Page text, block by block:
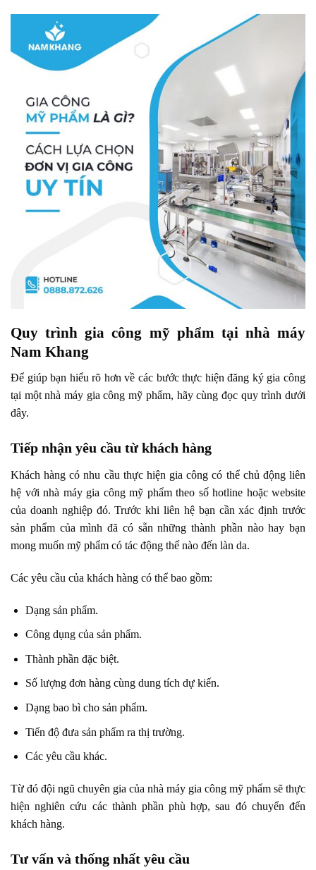
Quy trình gia công mỹ phẩm tại nhà máy
Nam Khang
Để giúp bạn hiểu rõ hơn về các bước thực hiện đăng ký gia công
tại mộtnhà máy gia công mỹ phẩm, hãy cùng đọc quy trình dưới
đây.
Tiếp nhận yêu cầu từ khách hàng
Khách hàng có nhu cầu thực hiện gia công có thể chủ động liên
hệ với nhà máy gia công mỹ phẩm theo số hotline hoặc website
của doanh nghiệp đó. Trước khi liên hệ bạn cần xác định trước
sản phẩm của mình đã có sẵn những thành phần nào hay bạn
mong muốn mỹ phẩm có tác động thế nào đến làn da.
Các yêu cầu của khách hàng có thể bao gồm:
Dạng sản phẩm.
Công dụng của sản phẩm.
Thành phần đặc biệt.
Số lượng đơn hàng cùng dung tích dự kiến.
Dạng bao bì cho sản phẩm.
Tiến độ đưa sản phẩm ra thị trường.
Các yêu cầu khác.
Từ đó đội ngũ chuyên gia của nhà máy gia công mỹ phẩm sẽ thực
hiện nghiên cứu các thành phần phù hợp, sau đó chuyển đến
khách hàng.
Tư vấn và thống nhất yêu cầu